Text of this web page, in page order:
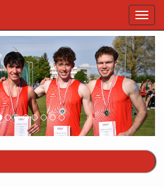
Toggle
Next